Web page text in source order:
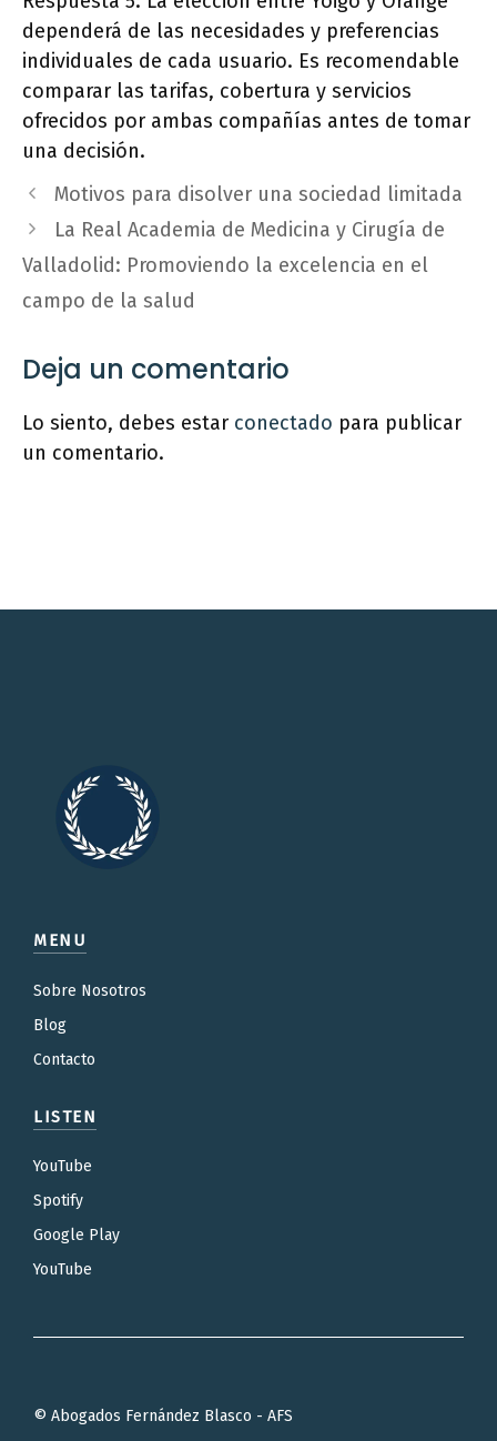
dependerá de las necesidades y preferencias
individuales de cada usuario. Es recomendable
comparar las tarifas, cobertura y servicios
ofrecidos por ambas compañías antes de tomar
una decisión.
Motivos para disolver una sociedad limitada
La Real Academia de Medicina y Cirugía de
Valladolid: Promoviendo la excelencia en el
campo de la salud
Deja un comentario
Lo siento, debes estar conectado para publicar
un comentario.
MENU
Sobre Nosotros
Blog
Contacto
LISTEN
YouTube
Spotify
Google Play
YouTube
© Abogados Fernández Blasco - AFS